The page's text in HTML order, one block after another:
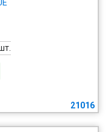
21016